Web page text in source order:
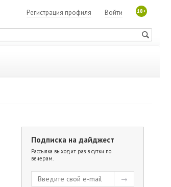
18+
Войти
Регистрация профиля
Подписка на дайджест
Рассылка выходит раз в сутки по
вечерам.